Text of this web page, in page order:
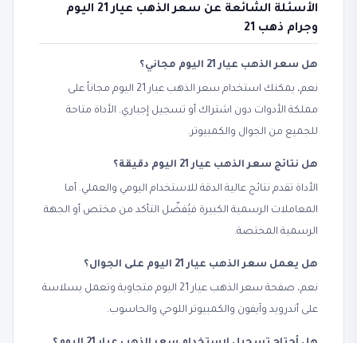
الأسئلة الشائعة عن سعر الذهب عيار 21 اليوم
وجرام ذهب 21
هل سعر الذهب عيار 21 اليوم مجاني؟
نعم، يمكنك استخدام سعر الذهب عيار 21 اليوم مجاناً على
مملكة الأدوات دون اشتراك أو تسجيل إجباري. الأداة متاحة
للجميع من الجوال والكمبيوتر.
هل نتائج سعر الذهب عيار 21 اليوم دقيقة؟
الأداة تقدم نتائج عالية الدقة للاستخدام اليومي والعملي. أما
المعاملات الرسمية الكبيرة فيُفضّل التأكد من مختص أو الجهة
الرسمية المختصة.
هل يعمل سعر الذهب عيار 21 اليوم على الجوال؟
نعم، صفحة سعر الذهب عيار 21 اليوم متجاوبة وتعمل بسلاسة
على أندرويد وآيفون والكمبيوتر اللوحي والحاسوب.